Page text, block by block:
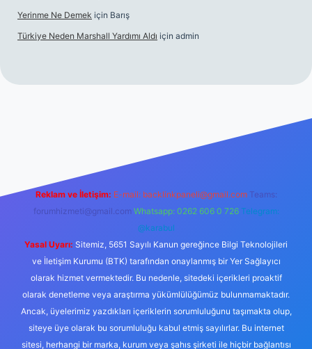
Yerinme Ne Demek için Barış
Türkiye Neden Marshall Yardımı Aldı için admin
Reklam ve İletişim: E-mail: backlinkpaneli@gmail.com Teams:
forumhizmeti@gmail.com Whatsapp: 0262 606 0 726 Telegram:
@karabul
Yasal Uyarı: Sitemiz, 5651 Sayılı Kanun gereğince Bilgi Teknolojileri
ve İletişim Kurumu (BTK) tarafından onaylanmış bir Yer Sağlayıcı
olarak hizmet vermektedir. Bu nedenle, sitedeki içerikleri proaktif
olarak denetleme veya araştırma yükümlülüğümüz bulunmamaktadır.
Ancak, üyelerimiz yazdıkları içeriklerin sorumluluğunu taşımakta olup,
siteye üye olarak bu sorumluluğu kabul etmiş sayılırlar. Bu internet
sitesi, herhangi bir marka, kurum veya şahıs şirketi ile hiçbir bağlantısı